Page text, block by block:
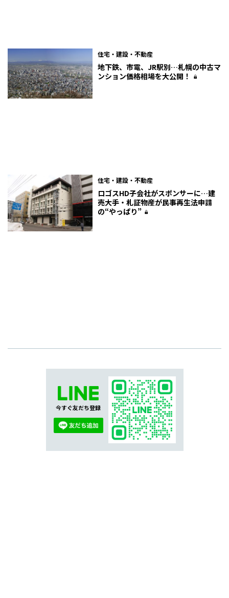
住宅・建設・不動産
地下鉄、市電、JR駅別…札幌の中古マ
ンション価格相場を大公開！
住宅・建設・不動産
ロゴスHD子会社がスポンサーに…建
売大手・札証物産が民事再生法申請
の“やっぱり”
今すぐ友だち登録